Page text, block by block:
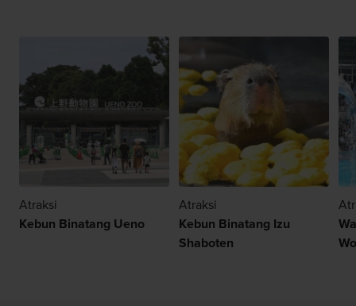
Atraksi
Kebun Binatang Ueno
Atraksi
Kebun Binatang Izu
Shaboten